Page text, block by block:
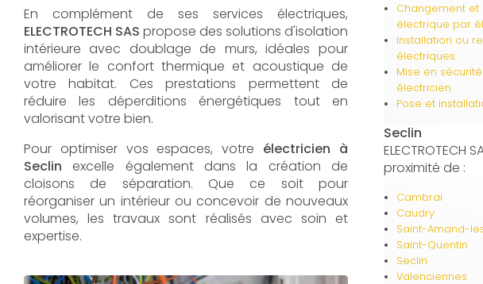
En complément de ses services électriques,
ELECTROTECH SAS propose des solutions d'isolation
intérieure avec doublage de murs, idéales pour
améliorer le confort thermique et acoustique de
votre habitat. Ces prestations permettent de
réduire les déperditions énergétiques tout en
valorisant votre bien.
Pour optimiser vos espaces, votre électricien à
Seclin excelle également dans la création de
cloisons de séparation. Que ce soit pour
réorganiser un intérieur ou concevoir de nouveaux
volumes, les travaux sont réalisés avec soin et
expertise.
Changement
électrique par
Installation ou
électriques
Mise en
électricien
Pose et
Seclin
ELECTROTECH
proximité de :
Cambrai
Caudry
Saint-Amand-
Saint-Quentin
Seclin
Valenciennes